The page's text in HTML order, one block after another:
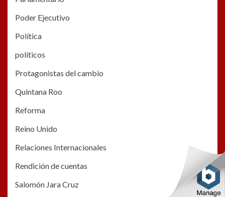
Poder Ejecutivo
Política
políticos
Protagonistas del cambio
Quintana Roo
Reforma
Reino Unido
Relaciones Internacionales
Rendición de cuentas
Salomón Jara Cruz